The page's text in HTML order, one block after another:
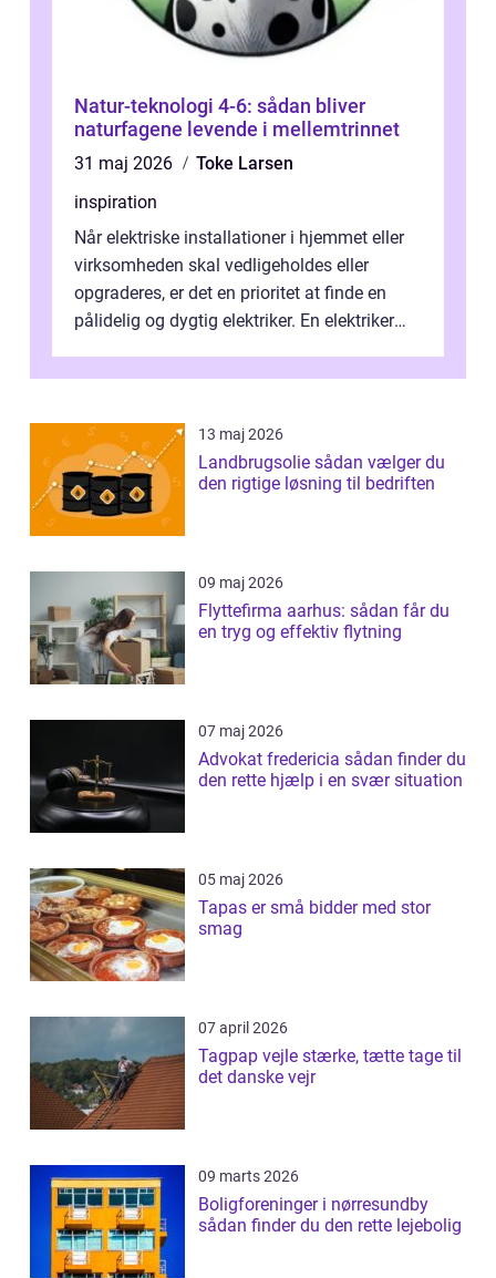
Natur-teknologi 4-6: sådan bliver
naturfagene levende i mellemtrinnet
31 maj 2026
Toke Larsen
inspiration
Når elektriske installationer i hjemmet eller
virksomheden skal vedligeholdes eller
opgraderes, er det en prioritet at finde en
pålidelig og dygtig elektriker. En elektriker
13 maj 2026
Landbrugsolie sådan vælger du
den rigtige løsning til bedriften
09 maj 2026
Flyttefirma aarhus: sådan får du
en tryg og effektiv flytning
07 maj 2026
Advokat fredericia sådan finder du
den rette hjælp i en svær situation
05 maj 2026
Tapas er små bidder med stor
smag
07 april 2026
Tagpap vejle stærke, tætte tage til
det danske vejr
09 marts 2026
Boligforeninger i nørresundby
sådan finder du den rette lejebolig